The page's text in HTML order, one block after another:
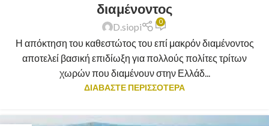
διαμένοντος
D.siopi 0
Η απόκτηση του καθεστώτος του επί μακρόν διαμένοντος
αποτελεί βασική επιδίωξη για πολλούς πολίτες τρίτων
χωρών που διαμένουν στην Ελλάδ...
ΔΙΑΒΑΣΤΕ ΠΕΡΙΣΣΟΤΕΡΑ